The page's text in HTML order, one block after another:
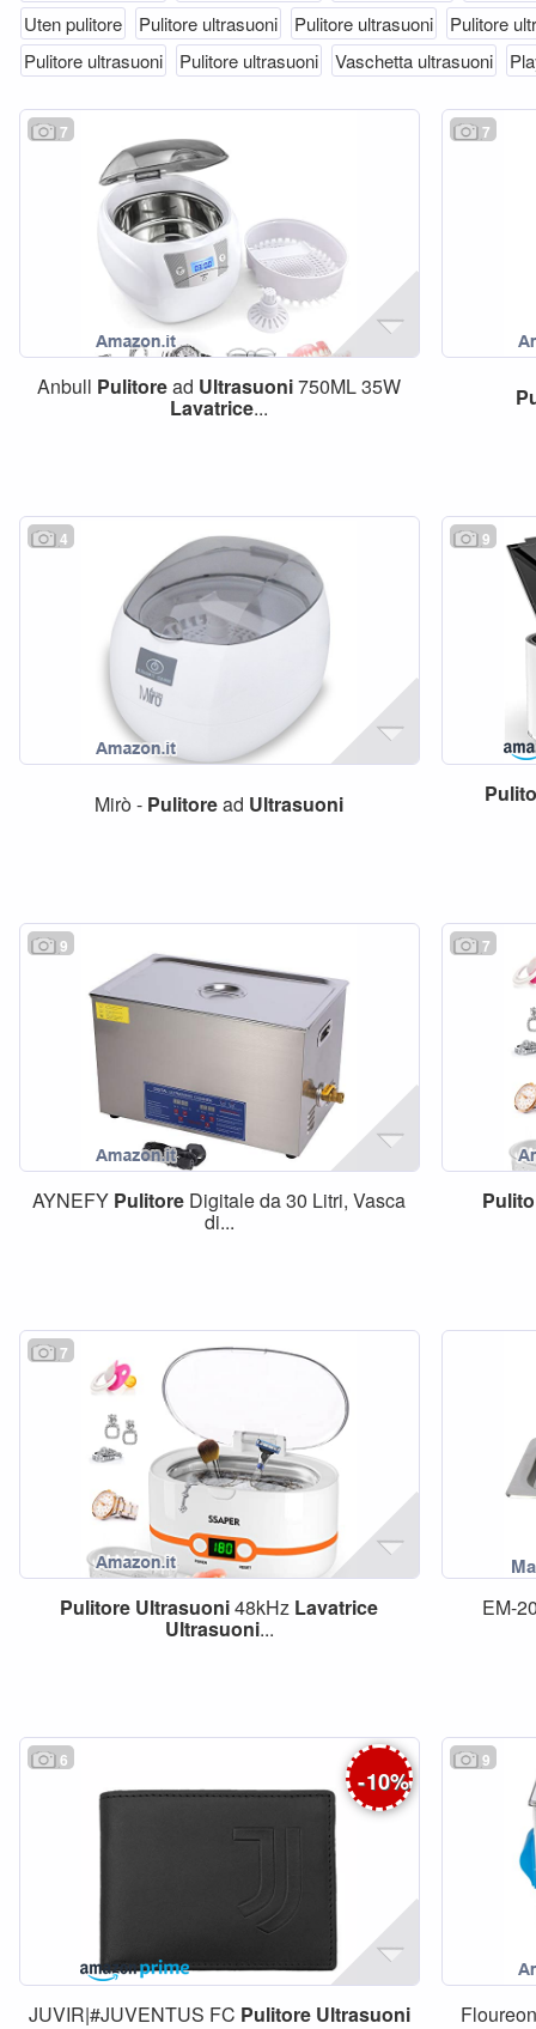
Uten pulitore
Pulitore ultrasuoni Pulitore ultrasuoni
Pulitore
Pulitore ultrasuoni
Pulitore ultrasuoni Vaschetta ultrasuoni
7
Anbull Pulitoread Ultrasuoni750ML 35W
Lavatrice...
7
4
Mirò - Pulitoread Ultrasuoni
9
9
AYNEFY Pulitore Digitale da 30 Litri, Vasca
di...
7
7
Pulitore Ultrasuoni48kHz Lavatrice
Ultrasuoni...
EM-
6
-10%
JUVIR|#JUVENTUS FC Pulitore Ultrasuoni
9